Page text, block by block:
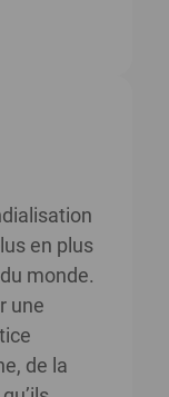
en plus
monde.
une
de la